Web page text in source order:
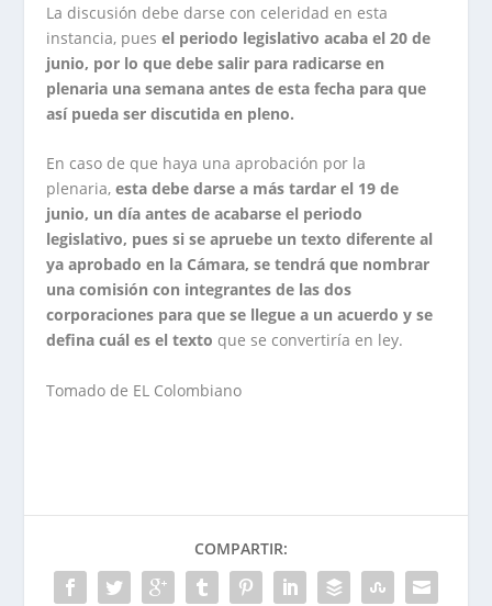
La discusión debe darse con celeridad en esta
instancia, puesel periodo legislativo acaba el 20 de
junio, por lo que debe salir para radicarse en
plenaria una semana antes de esta fecha para que
así pueda ser discutida en pleno.
En caso de que haya una aprobación por la
plenaria,esta debe darse a más tardar el 19 de
junio, un día antes de acabarse el periodo
legislativo, pues si se apruebe un texto diferente al
ya aprobado en la Cámara, se tendrá que nombrar
una comisión con integrantes de las dos
corporaciones para que se llegue a un acuerdo y se
defina cuál es el texto que se convertiría en ley.
Tomado de EL Colombiano
COMPARTIR: